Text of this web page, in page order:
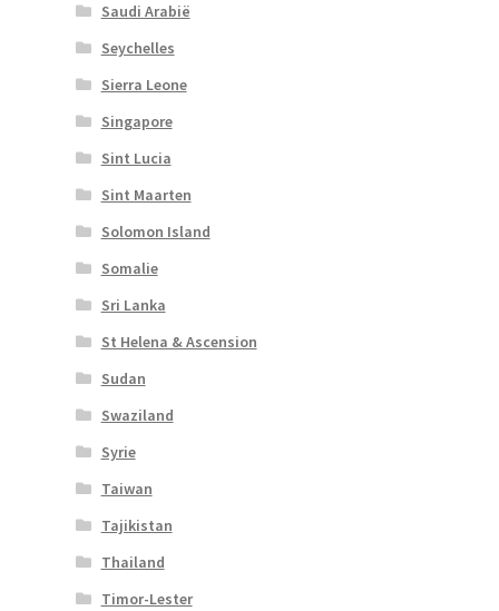
Saudi Arabië
Seychelles
Sierra Leone
Singapore
Sint Lucia
Sint Maarten
Solomon Island
Somalie
Sri Lanka
St Helena & Ascension
Sudan
Swaziland
Syrie
Taiwan
Tajikistan
Thailand
Timor-Lester